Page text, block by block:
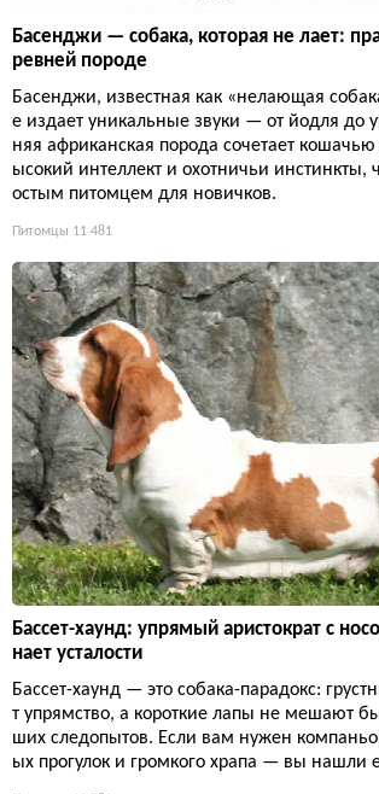
Басенджи — собака, которая не лает:
ревней породе
Басенджи, известная как «нелающая
е издает уникальные звуки — от йодля до
няя африканская порода сочетает
ысокий интеллект и охотничьи инстинкты,
остым питомцем для новичков.
Питомцы 11 481
Бассет-хаунд: упрямый аристократ с
нает усталости
Бассет-хаунд — это собака-парадокс:
т упрямство, а короткие лапы не мешают
ших следопытов. Если вам нужен
ых прогулок и громкого храпа — вы нашли